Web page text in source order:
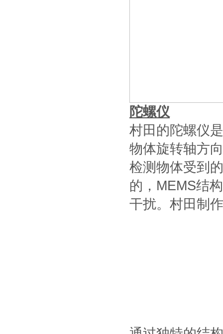
陀螺仪
村田的陀螺仪
物体旋转轴方
检测物体受到
的，MEMS结
干扰。村田制